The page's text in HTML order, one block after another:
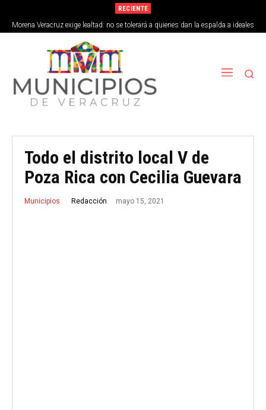
RECIENTE
Morena Veracruz exige lealtad: no se tolerará a quienes dan la espalda a ideales
de la 4T
Todo el distrito local V de
Poza Rica con Cecilia Guevara
Municipios Redacción mayo 15, 2021